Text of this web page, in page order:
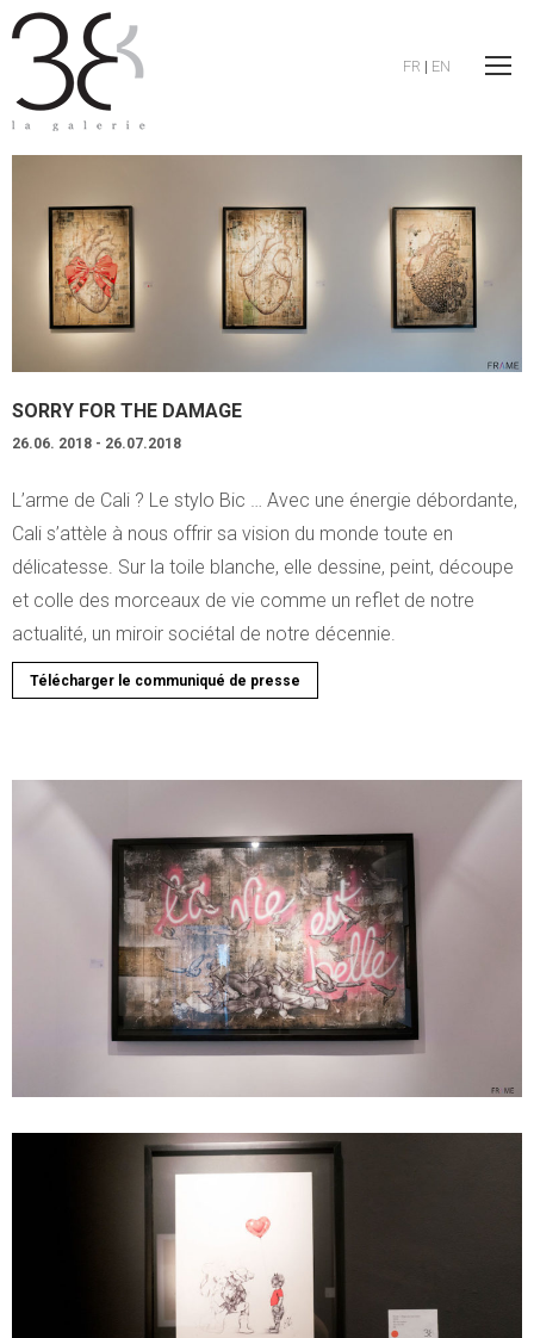
FR | EN
SORRY FOR THE DAMAGE
26.06. 2018 - 26.07.2018
L’arme de Cali ? Le stylo Bic … Avec une énergie débordante,
Cali s’attèle à nous offrir sa vision du monde toute en
délicatesse. Sur la toile blanche, elle dessine, peint, découpe
et colle des morceaux de vie comme un reflet de notre
actualité, un miroir sociétal de notre décennie.
Télécharger le communiqué de presse